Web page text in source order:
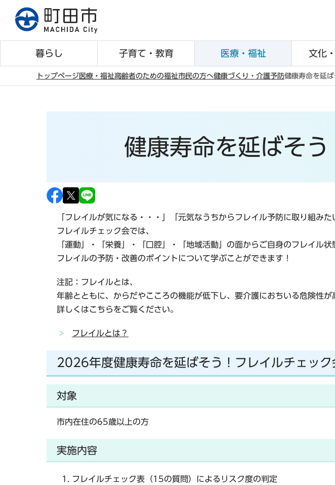
先
暮らし 子育て・教育 医療・福祉 文化
トップページ 医療・福祉高齢者のための福祉市民の方へ健康づくり・介護予防健康寿命を延
健康寿命を延ばそ
「フレイルが気になる・・・」「元気なうちからフレイル予防に取り組み
フレイルチェック会では、
「運動」・「栄養」・「口腔」・「地域活動」の面からご自身のフレイル状
フレイルの予防・改善のポイントについて学ぶことができます！
注記：フレイルとは、
年齢とともに、からだやこころの機能が低下し、要介護におちいる危険性が
詳しくはこちらをご覧ください。
フレイルとは？
2026年度健康寿命を延ばそう！フレイルチェック
対象
市内在住の65歳以上の方
実施内容
フレイルチェック表（15の質問）によるリスク度の判定